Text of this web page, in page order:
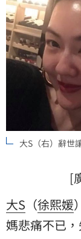
大S（右）辭世
[
大S （徐熙媛
媽悲痛不已